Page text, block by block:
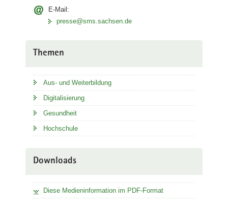
E-Mail:
presse@sms.sachsen.de
Themen
Aus- und Weiterbildung
Digitalisierung
Gesundheit
Hochschule
Downloads
Diese Medieninformation im PDF-Format